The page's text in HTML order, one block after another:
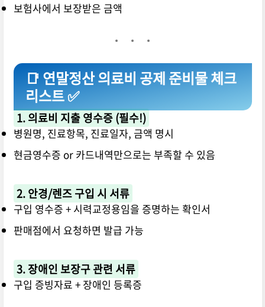
보험사에서 보장받은 금액
📑 연말정산 의료비 공제 준비물 체크
리스트 ✅
1. 의료비 지출 영수증 (필수!)
병원명, 진료항목, 진료일자, 금액 명시
현금영수증 or 카드내역만으로는 부족할 수 있음
2. 안경/렌즈 구입 시 서류
구입 영수증 + 시력교정용임을 증명하는 확인서
판매점에서 요청하면 발급 가능
3. 장애인 보장구 관련 서류
구입 증빙자료 + 장애인 등록증